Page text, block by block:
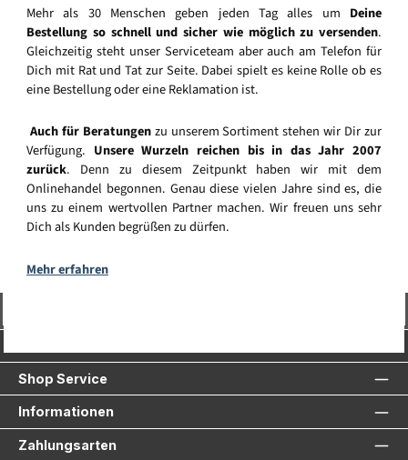
Mehr als 30 Menschen geben jeden Tag alles um Deine
Bestellung so schnell und sicher wie möglich zu versenden.
Gleichzeitig steht unser Serviceteam aber auch am Telefon für
Dich mit Rat und Tat zur Seite. Dabei spielt es keine Rolle ob es
eine Bestellung oder eine Reklamation ist.
Auch für Beratungenzu unserem Sortiment stehen wir Dir zur
Verfügung. Unsere Wurzeln reichen bis in das Jahr 2007
zurück. Denn zu diesem Zeitpunkt haben wir mit dem
Onlinehandel begonnen. Genau diese vielen Jahre sind es, die
uns zu einem wertvollen Partner machen. Wir freuen uns sehr
Dich als Kunden begrüßen zu dürfen.
Mehr erfahren
Shop Service
Informationen
Zahlungsarten